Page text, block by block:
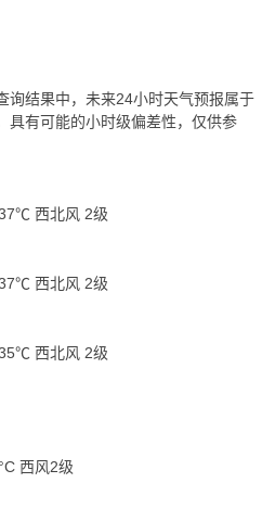
询结果中，未来24小时天气预报属于
具有可能的小时级偏差性，仅供参
西北风 2级
西北风 2级
西北风 2级
西风2级